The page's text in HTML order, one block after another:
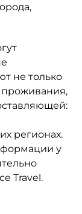
не только
проживания,
регионах.
у
Travel.